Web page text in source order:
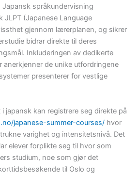
Japansk språkundervisning
JLPT (Japanese Language
gjennom lærerplanen, og sikrer
bidrar direkte til deres
Inkluderingen av dedikerte
anerkjenner de unike utfordringene
presenterer for vestlige
japansk kan registrere seg direkte på
japanese-summer-courses/ hvor
varighet og intensitetsnivå. Det
elever forplikte seg til hvor som
studium, noe som gjør det
til Oslo og